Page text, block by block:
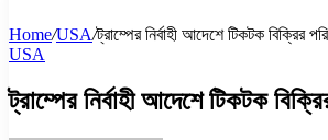
Home/USA/ট্রাম্পের নির্বাহী আদেশে টিকটক বিক্রির
USA
ট্রাম্পের নির্বাহী আদেশে টিকটক